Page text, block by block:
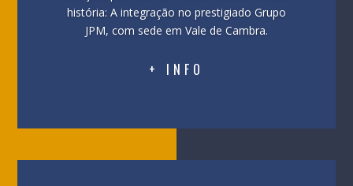
história: A integração no prestigiado Grupo
JPM, com sede em Vale de Cambra.
+ INFO